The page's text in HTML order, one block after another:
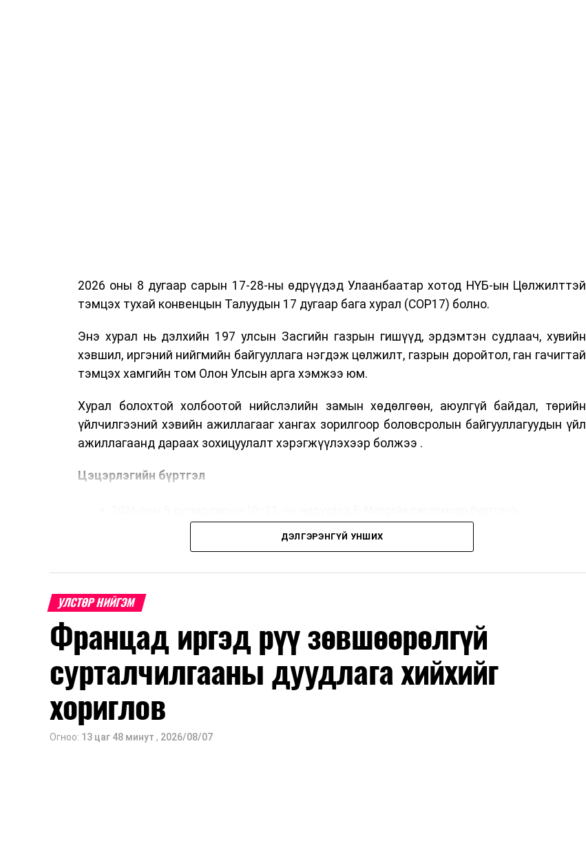
2026 оны 8 дугаар сарын 17-28-ны өдрүүдэд Улаанбаатар хотод НҮБ-ын Цөлжилттэй
тэмцэх тухай конвенцын Талуудын 17 дугаар бага хурал (COP17) болно.
Энэ хурал нь дэлхийн 197 улсын Засгийн газрын гишүүд, эрдэмтэн судлаач, хувийн
хэвшил, иргэний нийгмийн байгууллага нэгдэж цөлжилт, газрын доройтол, ган гачигтай
тэмцэх хамгийн том Олон Улсын арга хэмжээ юм.
Хурал болохтой холбоотой нийслэлийн замын хөдөлгөөн, аюулгүй байдал, төрийн
үйлчилгээний хэвийн ажиллагааг хангах зорилгоор боловсролын байгууллагуудын үйл
ажиллагаанд дараах зохицуулалт хэрэгжүүлэхээр болжээ .
Цэцэрлэгийн бүртгэл
2026 оны 8 дугаар сарын 17–28-ны өдрүүдэд E-Mongolia системээр бүртгэнэ.
Энэ хугацаанд хүүхэд бүртгэх дэмжлэгийн баг сургуулиуд дээр ажиллахгүй.
2026 оны 9 дүгээр сарын 1-нээс цахимаар эхэлнэ.
2026 оны 9 дүгээр сарын 14-нөөс танхимаар үргэлжилнэ.
Оюутны дотуур байр
2026 оны 9 дүгээр сарын 13-наас оюутнуудыг дотуур байранд оруулж эхэлнэ.
ДЭЛГЭРЭНГҮЙ УНШИХ
УЛСТӨР НИЙГЭМ
Францад иргэд рүү зөвшөөрөлгүй
сурталчилгааны дуудлага хийхийг
хориглов
Огноо: 13 цаг 48 минут , 2026/08/07